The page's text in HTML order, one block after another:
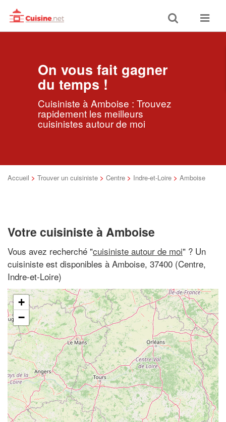
Toggle
search
Toggle
On vous fait gagner
du temps !
Cuisiniste à Amboise : Trouvez
rapidement les meilleurs
cuisinistes autour de moi
Accueil > Trouver un cuisiniste > Centre > Indre-et-Loire > Amboise
Votre cuisiniste à Amboise
Vous avez recherché "cuisiniste autour de moi" ? Un
cuisiniste est disponibles à Amboise, 37400 (Centre,
Indre-et-Loire)
+
−